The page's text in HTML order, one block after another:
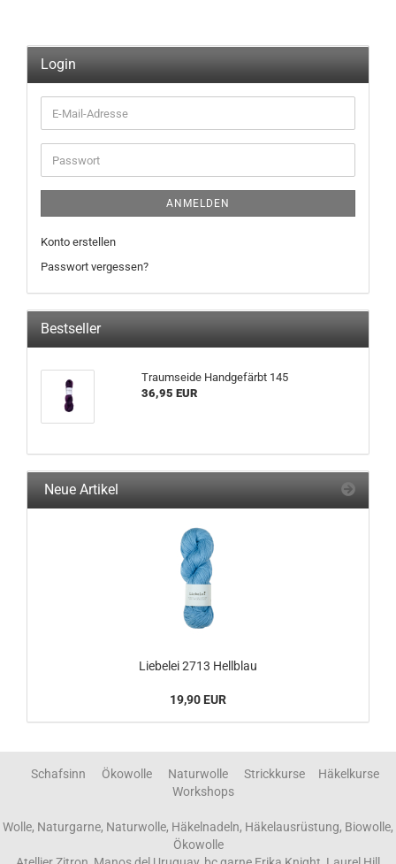
Login
E-
Mail-
Adresse
Passwort
ANMELDEN
Konto erstellen
Passwort vergessen?
Bestseller
Traumseide Handgefärbt 145
36,95 EUR
Neue Artikel
Liebelei 2713 Hellblau
19,90 EUR
Schafsinn Ökowolle Naturwolle Strickkurse Häkelkurse
Workshops
Wolle, Naturgarne, Naturwolle, Häkelnadeln, Häkelausrüstung, Biowolle,
Ökowolle